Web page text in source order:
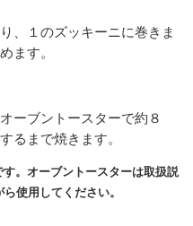
、１のズッキーニに巻きま
ます。
ーブントースターで約８
るまで焼きます。
。オーブントースターは取扱説
使用してください。